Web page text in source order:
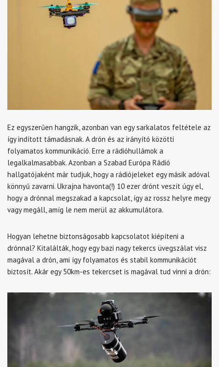
Ez egyszerűen hangzik, azonban van egy sarkalatos feltétele az
így indított támadásnak. A drón és az irányító közötti
folyamatos kommunikáció. Erre a rádióhullámok a
legalkalmasabbak. Azonban a Szabad Európa Rádió
hallgatójaként már tudjuk, hogy a rádiójeleket egy másik adóval
könnyű zavarni. Ukrajna havonta(!) 10 ezer drónt veszít úgy el,
hogy a drónnal megszakad a kapcsolat, így az rossz helyre megy
vagy megáll, amíg le nem merül az akkumulátora.
Hogyan lehetne biztonságosabb kapcsolatot kiépíteni a
drónnal? Kitalálták, hogy egy bazi nagy tekercs üvegszálat visz
magával a drón, ami így folyamatos és stabil kommunikációt
biztosít. Akár egy 50km-es tekercset is magával tud vinni a drón: